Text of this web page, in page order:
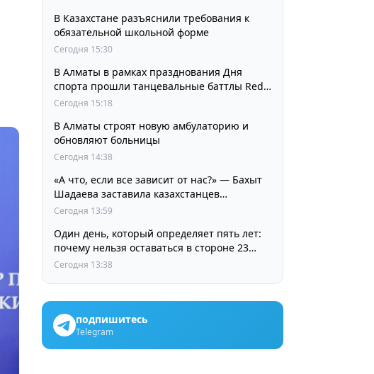
В Казахстане разъяснили требования к
обязательной школьной форме
Сегодня 15:30
В Алматы в рамках празднования Дня
спорта прошли танцевальные баттлы Red
Bull Dance Your Style
Сегодня 15:18
В Алматы строят новую амбулаторию и
обновляют больницы
Сегодня 14:38
«А что, если все зависит от нас?» — Бахыт
Шадаева заставила казахстанцев
остановиться и задуматься
Сегодня 13:59
Один день, который определяет пять лет:
почему нельзя оставаться в стороне 23
августа
Сегодня 13:38
подпишитесь
Telegram